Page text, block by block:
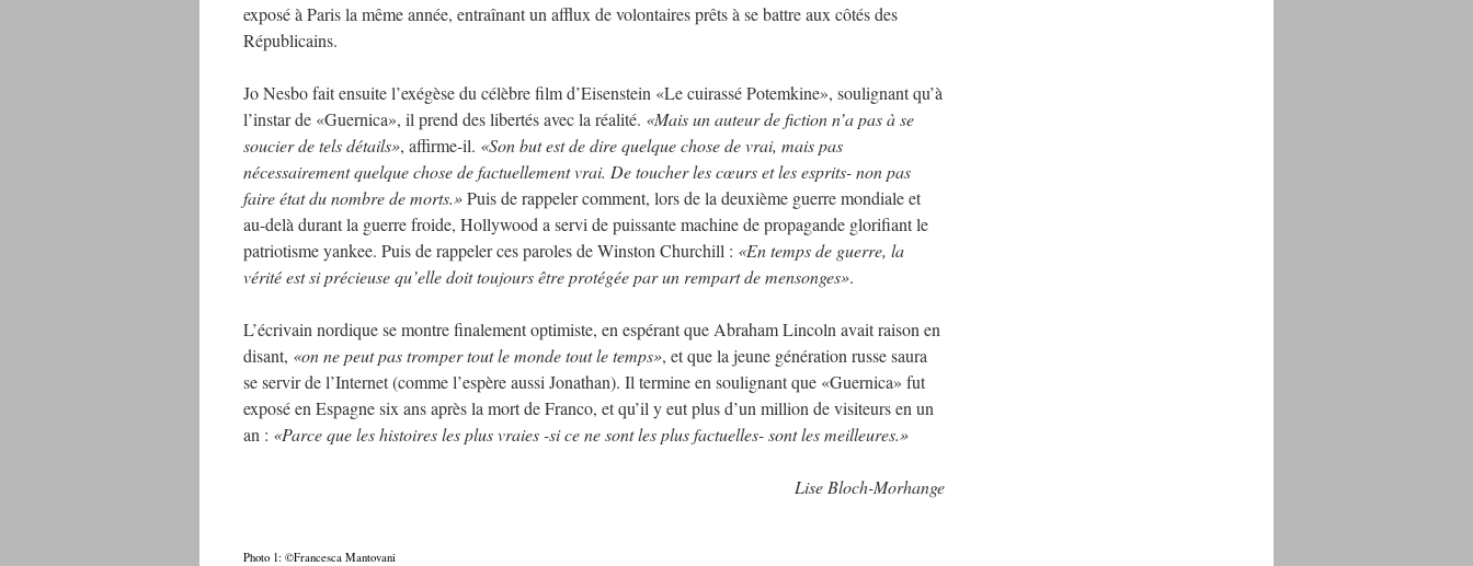
exposé à Paris la même année, entraînant un afflux de volontaires prêts à se battre aux côtés des
Républicains.
Jo Nesbo fait ensuite l’exégèse du célèbre film d’Eisenstein «Le cuirassé Potemkine», soulignant qu’à
l’instar de «Guernica», il prend des libertés avec la réalité. «Mais un auteur de fiction n’a pas à se
soucier de tels détails», affirme-il. «Son but est de dire quelque chose de vrai, mais pas
nécessairement quelque chose de factuellement vrai. De toucher les cœurs et les esprits- non pas
faire état du nombre de morts.»Puis de rappeler comment, lors de la deuxième guerre mondiale et
au-delà durant la guerre froide, Hollywood a servi de puissante machine de propagande glorifiant le
patriotisme yankee. Puis de rappeler ces paroles de Winston Churchill : «En temps de guerre, la
vérité est si précieuse qu’elle doit toujours être protégée par un rempart de mensonges».
L’écrivain nordique se montre finalement optimiste, en espérant que Abraham Lincoln avait raison en
disant, «on ne peut pas tromper tout le monde tout le temps», et que la jeune génération russe saura
se servir de l’Internet (comme l’espère aussi Jonathan). Il termine en soulignant que «Guernica» fut
exposé en Espagne six ans après la mort de Franco, et qu’il y eut plus d’un million de visiteurs en un
an : «Parce que les histoires les plus vraies -si ce ne sont les plus factuelles- sont les meilleures.»
Lise Bloch-Morhange
Photo 1: ©Francesca Mantovani